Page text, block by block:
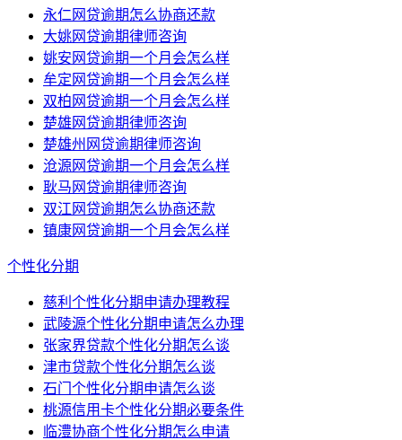
永仁网贷逾期怎么协商还款
大姚网贷逾期律师咨询
姚安网贷逾期一个月会怎么样
牟定网贷逾期一个月会怎么样
双柏网贷逾期一个月会怎么样
楚雄网贷逾期律师咨询
楚雄州网贷逾期律师咨询
沧源网贷逾期一个月会怎么样
耿马网贷逾期律师咨询
双江网贷逾期怎么协商还款
镇康网贷逾期一个月会怎么样
个性化分期
慈利个性化分期申请办理教程
武陵源个性化分期申请怎么办理
张家界贷款个性化分期怎么谈
津市贷款个性化分期怎么谈
石门个性化分期申请怎么谈
桃源信用卡个性化分期必要条件
临澧协商个性化分期怎么申请